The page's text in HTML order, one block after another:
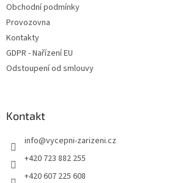
Obchodní podmínky
Provozovna
Kontakty
GDPR - Nařízení EU
Odstoupení od smlouvy
Kontakt
info@vycepni-zarizeni.cz
+420 723 882 255
+420 607 225 608